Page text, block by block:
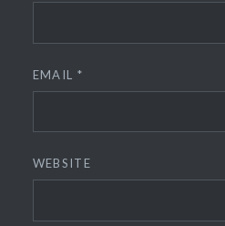
EMAIL *
WEBSITE